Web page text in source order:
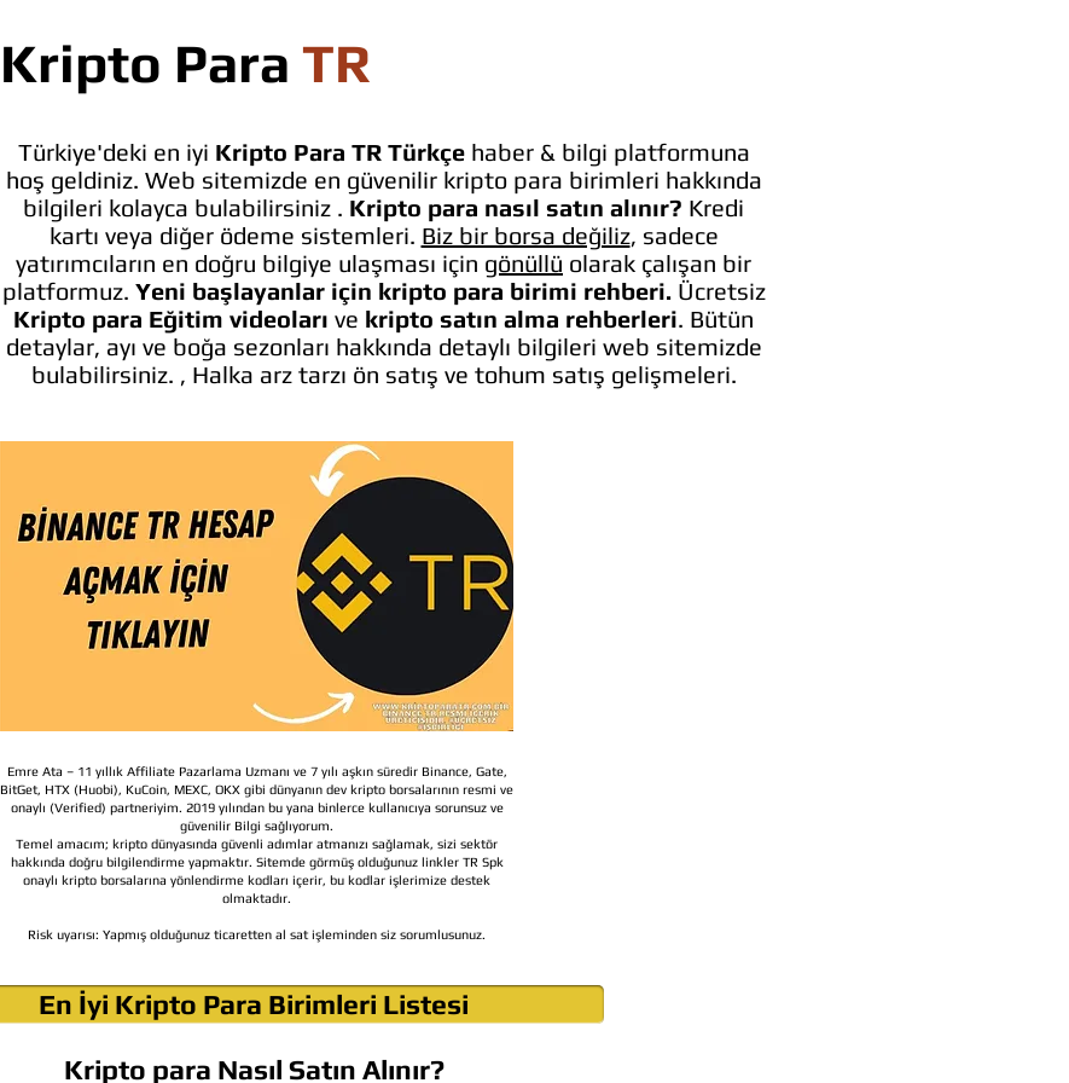
Kripto Para TR
Türkiye'deki en iyi Kripto Para TR Türkçe haber & bilgi platformuna
hoş geldiniz. Web sitemizde en güvenilir kripto para birimleri hakkında
bilgileri kolayca bulabilirsiniz . Kripto para nasıl satın alınır? Kredi
kartı veya diğer ödeme sistemleri. Biz bir borsa değiliz, sadece
yatırımcıların en doğru bilgiye ulaşması için gönüllü olarak çalışan bir
platformuz. Yeni başlayanlar için kripto para birimi rehberi. Ücretsiz
Kripto para Eğitim videoları ve kripto satın alma rehberleri. Bütün
detaylar, ayı ve boğa sezonları hakkında detaylı bilgileri web sitemizde
bulabilirsiniz. , Halka arz tarzı ön satış ve tohum satış gelişmeleri.
Emre Ata – 11 yıllık Affiliate Pazarlama Uzmanı ve 7 yılı aşkın süredir Binance, Gate,
BitGet, HTX (Huobi), KuCoin, MEXC, OKX gibi dünyanın dev kripto borsalarının resmi ve
onaylı (Verified) partneriyim. 2019 yılından bu yana binlerce kullanıcıya sorunsuz ve
güvenilir Bilgi sağlıyorum.
Temel amacım; kripto dünyasında güvenli adımlar atmanızı sağlamak, sizi sektör
hakkında doğru bilgilendirme yapmaktır. Sitemde görmüş olduğunuz linkler TR Spk
onaylı kripto borsalarına yönlendirme kodları içerir, bu kodlar işlerimize destek
olmaktadır.
Risk uyarısı: Yapmış olduğunuz ticaretten al sat işleminden siz sorumlusunuz.
En İyi Kripto Para Birimleri Listesi
Kripto para Nasıl Satın Alınır?